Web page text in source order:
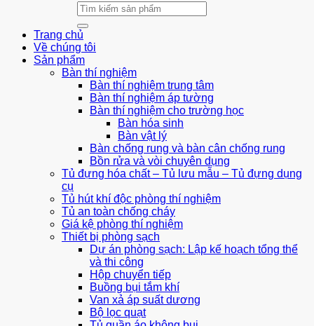
Tìm
kiếm:
Trang chủ
Về chúng tôi
Sản phẩm
Bàn thí nghiệm
Bàn thí nghiệm trung tâm
Bàn thí nghiệm áp tường
Bàn thí nghiệm cho trường học
Bàn hóa sinh
Bàn vật lý
Bàn chống rung và bàn cân chống rung
Bồn rửa và vòi chuyên dụng
Tủ đựng hóa chất – Tủ lưu mẫu – Tủ đựng dụng
cụ
Tủ hút khí độc phòng thí nghiệm
Tủ an toàn chống cháy
Giá kệ phòng thí nghiệm
Thiết bị phòng sạch
Dự án phòng sạch: Lập kế hoạch tổng thể
và thi công
Hộp chuyển tiếp
Buồng bụi tắm khí
Van xả áp suất dương
Bộ lọc quạt